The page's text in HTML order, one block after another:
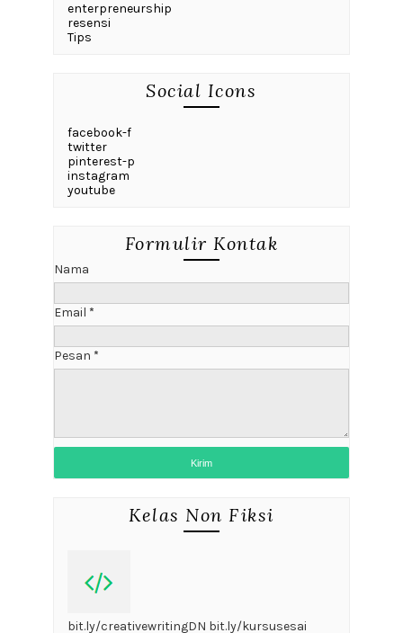
enterpreneurship
resensi
Tips
Social Icons
facebook-f
twitter
pinterest-p
instagram
youtube
Formulir Kontak
Nama
Email *
Pesan *
Kelas Non Fiksi
bit.ly/creativewritingDN bit.ly/kursusesai